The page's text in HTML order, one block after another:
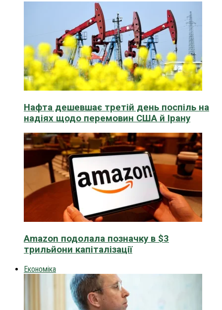
Нафта дешевшає третій день поспіль на
надіях щодо перемовин США й Ірану
Amazon подолала позначку в $3
трильйони капіталізації
Економіка